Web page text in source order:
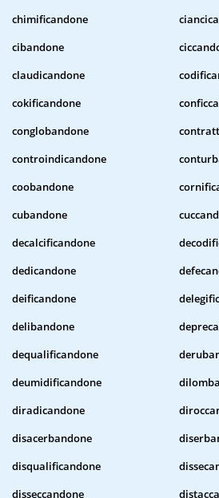
chimificandone
cibandone
claudicandone
cokificandone
conglobandone
controindicandone
coobandone
cubandone
decalcificandone
dedicandone
deificandone
delibandone
dequalificandone
deumidificandone
diradicandone
disacerbandone
disqualificandone
disseccandone